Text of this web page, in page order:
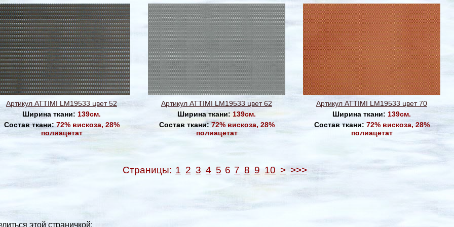
Артикул ATTIMI LM19533 цвет 52
Ширина ткани: 139см.
Состав ткани:72% вискоза, 28%
полиацетат
Артикул ATTIMI LM19533 цвет 62
Ширина ткани: 139см.
Состав ткани:72% вискоза, 28%
полиацетат
Артикул ATTIMI LM19533 цвет 70
Ширина ткани: 139см.
Состав ткани: 72% вискоза, 28%
полиацетат
Страницы: 1 2 3 4 5 6 7 8 9 10 > >>>
этой страничкой: